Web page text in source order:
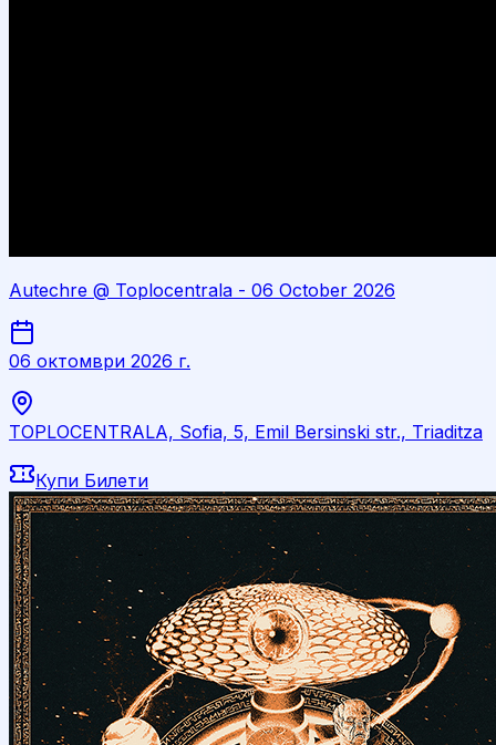
Autechre @ Toplocentrala - 06 October 2026
06 октомври 2026 г.
TOPLOCENTRALA, Sofia, 5, Emil Bersinski str., Triaditza
Купи Билети